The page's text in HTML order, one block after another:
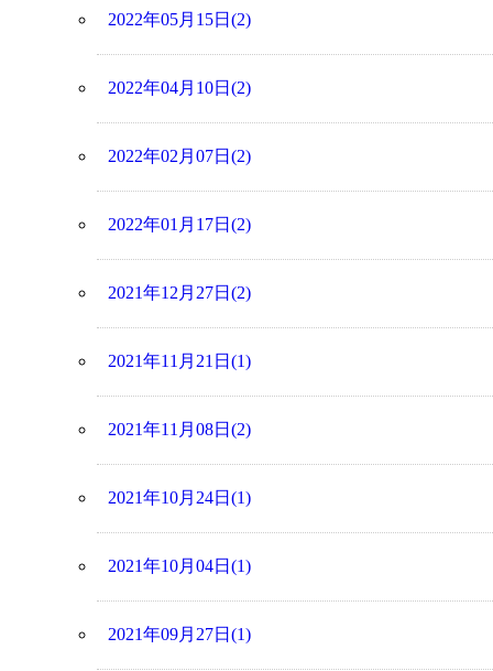
2022年05月15日(2)
2022年04月10日(2)
2022年02月07日(2)
2022年01月17日(2)
2021年12月27日(2)
2021年11月21日(1)
2021年11月08日(2)
2021年10月24日(1)
2021年10月04日(1)
2021年09月27日(1)